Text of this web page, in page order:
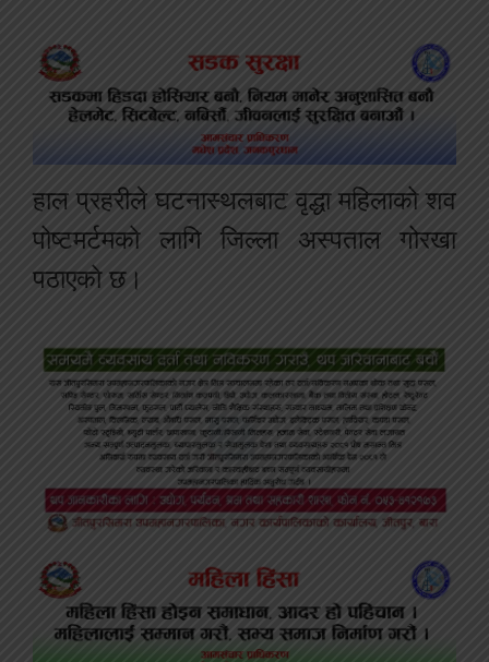
हाल प्रहरीले घटनास्थलबाट वृद्धा महिलाको शव
पोष्टमर्टमको लागि जिल्ला अस्पताल गोरखा
पठाएको छ।